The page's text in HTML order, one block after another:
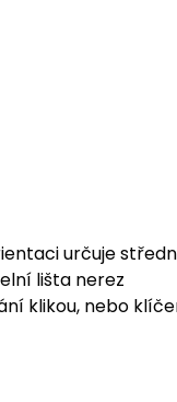
určuje
lišta nerez
klikou, nebo